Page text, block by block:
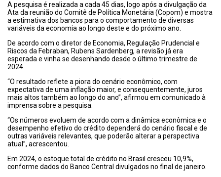
A pesquisa é realizada a cada 45 dias, logo após a divulgação da
Ata da reunião do Comitê de Política Monetária (Copom) e mostra
a estimativa dos bancos para o comportamento de diversas
variáveis da economia ao longo deste e do próximo ano.
De acordo com o diretor de Economia, Regulação Prudencial e
Riscos da Febraban, Rubens Sardenberg, a revisão já era
esperada e vinha se desenhando desde o último trimestre de
2024.
“O resultado reflete a piora do cenário econômico, com
expectativa de uma inflação maior, e consequentemente, juros
mais altos também ao longo do ano”, afirmou em comunicado à
imprensa sobre a pesquisa.
“Os números evoluem de acordo com a dinâmica econômica e o
desempenho efetivo do crédito dependerá do cenário fiscal e de
outras variáveis relevantes, que poderão alterar a perspectiva
atual”, acrescentou.
Em 2024, o estoque total de crédito no Brasil cresceu 10,9%,
conforme dados do Banco Central divulgados no final de janeiro.